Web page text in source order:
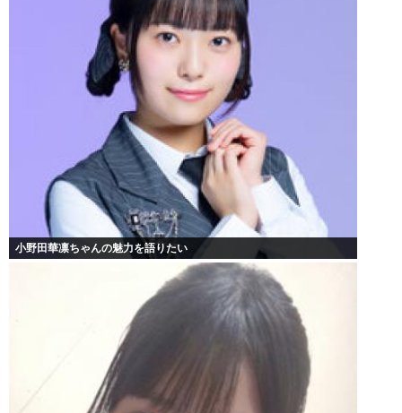
小野田華凛ちゃんの魅力を語りたい